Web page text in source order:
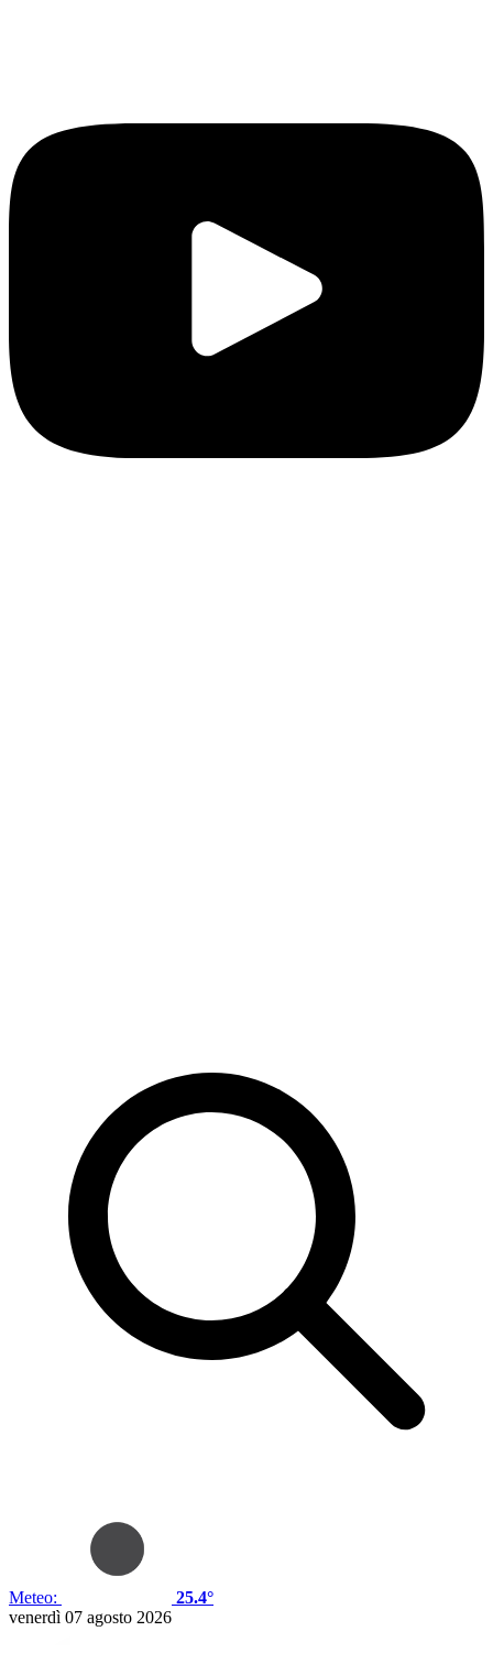
Meteo:
25.4°
venerdì 07 agosto 2026